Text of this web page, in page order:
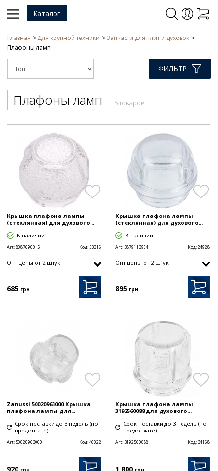
Каталог
Главная Для крупной техники
Запчасти для плит и духовок
Плафоны ламп
ФИЛЬТР
Плафоны ламп 5 товаров
Крышка плафона лампы
(стеклянная) для духового...
В наличии
Art:8087690015 Код: 33316
Опт цены от 2 штук
685 грн
Крышка плафона лампы
(стеклянная) для духового...
В наличии
Art: 3879113904 Код:24928
Опт цены от 2 штук
895 грн
Zanussi 50020963000 Крышка
плафона лампы для...
Срок поставки до 3 недель (по
предоплате)
Art:50020963000 Код:46022
920
Крышка плафона лампы
3192560088 для духового...
Срок поставки до 3 недель (по
предоплате)
Art: 3192560088 Код: 34168
1 800